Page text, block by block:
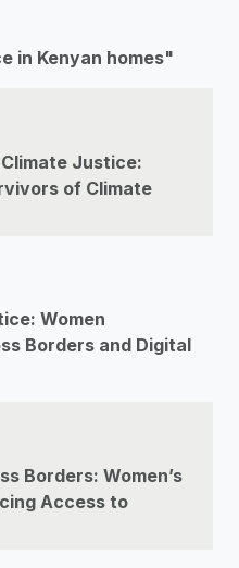
in Kenyan homes"
Justice:
of Climate
Women
Borders and Digital
Borders: Women’s
Access to